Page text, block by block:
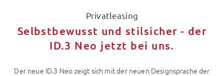
Privatleasing
Selbstbewusst und stilsicher - der
ID.3 Neo jetzt bei uns.
Der neue ID.3 Neo zeigt sich mit der neuen Designsprache der